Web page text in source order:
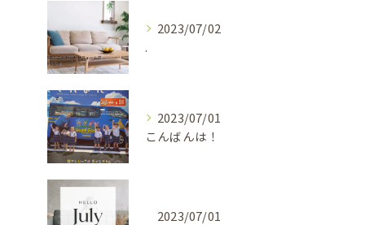
2023/07/02
.
2023/07/01
こんばんは！
2023/07/01